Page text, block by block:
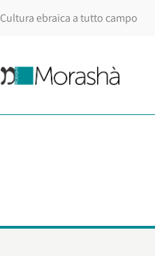
Cultura ebraica a tutto campo